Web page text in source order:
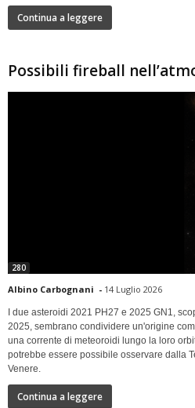
Continua a leggere
Possibili fireball
280
Albino Carbognani - 14 Luglio 2026
I due asteroidi 2021 PH27 e 2025 GN1,
2025, sembrano condividere un'origine
una corrente di meteoroidi lungo la loro
potrebbe essere possibile osservare dalla
Venere.
Continua a leggere